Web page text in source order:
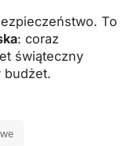
To
: coraz
świąteczny
budżet.